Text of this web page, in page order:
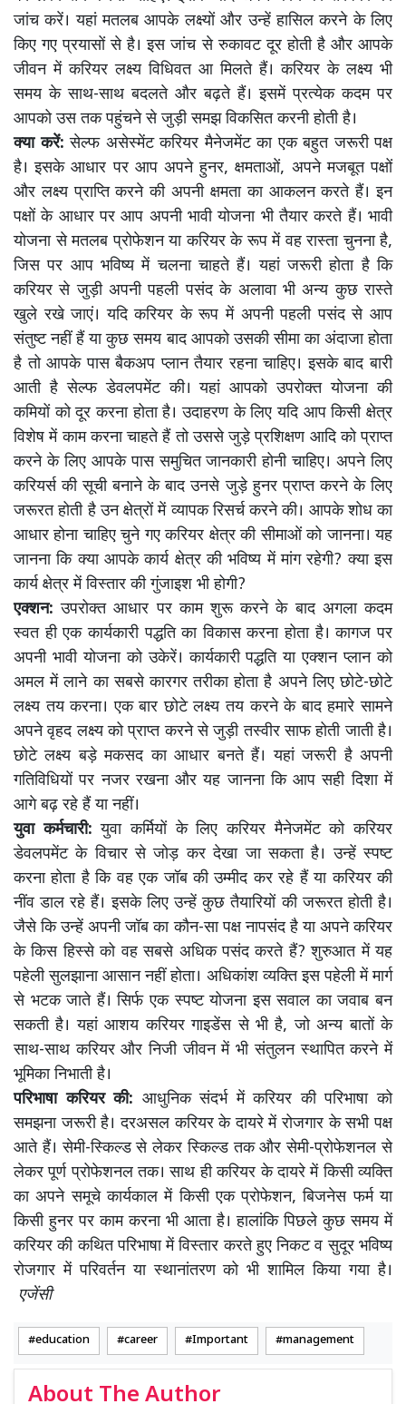
जांच करें। यहां मतलब आपके लक्ष्यों और उन्हें हासिल करने के लिए
किए गए प्रयासों से है। इस जांच से रुकावट दूर होती है और आपके
जीवन में करियर लक्ष्य विधिवत आ मिलते हैं। करियर के लक्ष्य भी
समय के साथ-साथ बदलते और बढ़ते हैं। इसमें प्रत्येक कदम पर
आपको उस तक पहुंचने से जुड़ी समझ विकसित करनी होती है।
क्या करें: सेल्फ असेस्मेंट करियर मैनेजमेंट का एक बहुत जरूरी पक्ष
है। इसके आधार पर आप अपने हुनर, क्षमताओं, अपने मजबूत पक्षों
और लक्ष्य प्राप्ति करने की अपनी क्षमता का आकलन करते हैं। इन
पक्षों के आधार पर आप अपनी भावी योजना भी तैयार करते हैं। भावी
योजना से मतलब प्रोफेशन या करियर के रूप में वह रास्ता चुनना है,
जिस पर आप भविष्य में चलना चाहते हैं। यहां जरूरी होता है कि
करियर से जुड़ी अपनी पहली पसंद के अलावा भी अन्य कुछ रास्ते
खुले रखे जाएं। यदि करियर के रूप में अपनी पहली पसंद से आप
संतुष्ट नहीं हैं या कुछ समय बाद आपको उसकी सीमा का अंदाजा होता
है तो आपके पास बैकअप प्लान तैयार रहना चाहिए। इसके बाद बारी
आती है सेल्फ डेवलपमेंट की। यहां आपको उपरोक्त योजना की
कमियों को दूर करना होता है। उदाहरण के लिए यदि आप किसी क्षेत्र
विशेष में काम करना चाहते हैं तो उससे जुड़े प्रशिक्षण आदि को प्राप्त
करने के लिए आपके पास समुचित जानकारी होनी चाहिए। अपने लिए
करियर्स की सूची बनाने के बाद उनसे जुड़े हुनर प्राप्त करने के लिए
जरूरत होती है उन क्षेत्रों में व्यापक रिसर्च करने की। आपके शोध का
आधार होना चाहिए चुने गए करियर क्षेत्र की सीमाओं को जानना। यह
जानना कि क्या आपके कार्य क्षेत्र की भविष्य में मांग रहेगी? क्या इस
कार्य क्षेत्र में विस्तार की गुंजाइश भी होगी?
एक्शन: उपरोक्त आधार पर काम शुरू करने के बाद अगला कदम
स्वत ही एक कार्यकारी पद्धति का विकास करना होता है। कागज पर
अपनी भावी योजना को उकेरें। कार्यकारी पद्धति या एक्शन प्लान को
अमल में लाने का सबसे कारगर तरीका होता है अपने लिए छोटे-छोटे
लक्ष्य तय करना। एक बार छोटे लक्ष्य तय करने के बाद हमारे सामने
अपने वृहद लक्ष्य को प्राप्त करने से जुड़ी तस्वीर साफ होती जाती है।
छोटे लक्ष्य बड़े मकसद का आधार बनते हैं। यहां जरूरी है अपनी
गतिविधियों पर नजर रखना और यह जानना कि आप सही दिशा में
आगे बढ़ रहे हैं या नहीं।
युवा कर्मचारी: युवा कर्मियों के लिए करियर मैनेजमेंट को करियर
डेवलपमेंट के विचार से जोड़ कर देखा जा सकता है। उन्हें स्पष्ट
करना होता है कि वह एक जॉब की उम्मीद कर रहे हैं या करियर की
नींव डाल रहे हैं। इसके लिए उन्हें कुछ तैयारियों की जरूरत होती है।
जैसे कि उन्हें अपनी जॉब का कौन-सा पक्ष नापसंद है या अपने करियर
के किस हिस्से को वह सबसे अधिक पसंद करते हैं? शुरुआत में यह
पहेली सुलझाना आसान नहीं होता। अधिकांश व्यक्ति इस पहेली में मार्ग
से भटक जाते हैं। सिर्फ एक स्पष्ट योजना इस सवाल का जवाब बन
सकती है। यहां आशय करियर गाइडेंस से भी है, जो अन्य बातों के
साथ-साथ करियर और निजी जीवन में भी संतुलन स्थापित करने में
भूमिका निभाती है।
परिभाषा करियर की: आधुनिक संदर्भ में करियर की परिभाषा को
समझना जरूरी है। दरअसल करियर के दायरे में रोजगार के सभी पक्ष
आते हैं। सेमी-स्किल्ड से लेकर स्किल्ड तक और सेमी-प्रोफेशनल से
लेकर पूर्ण प्रोफेशनल तक। साथ ही करियर के दायरे में किसी व्यक्ति
का अपने समूचे कार्यकाल में किसी एक प्रोफेशन, बिजनेस फर्म या
किसी हुनर पर काम करना भी आता है। हालांकि पिछले कुछ समय में
करियर की कथित परिभाषा में विस्तार करते हुए निकट व सुदूर भविष्य
रोजगार में परिवर्तन या स्थानांतरण को भी शामिल किया गया है।
एजेंसी
education career Important management
About The Author